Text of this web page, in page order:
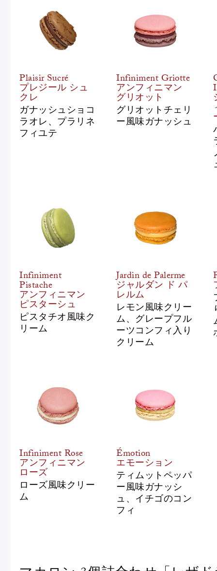
Plaisir Sucré
プレジール シュ
クレ
ガナッシュショコ
ラオレ、プラリネ
フィユテ
Infiniment Griotte
アンフィニマン
グリオット
グリオットチェリ
ー風味ガナッシュ
Infiniment
Pistache
アンフィニマン
ピスターシュ
ピスタチオ風味ク
リーム
Jardin de Palerme
ジャルダン ド パ
レルム
レモン風味クリー
ム、グレープフル
ーツコンフィ入り
クリーム
Infiniment Rose
アンフィニマン
ローズ
ローズ風味クリー
ム
Émotion
エモーション
ティムットペッパ
ー風味ガナッシ
ュ、イチゴのコン
フィ